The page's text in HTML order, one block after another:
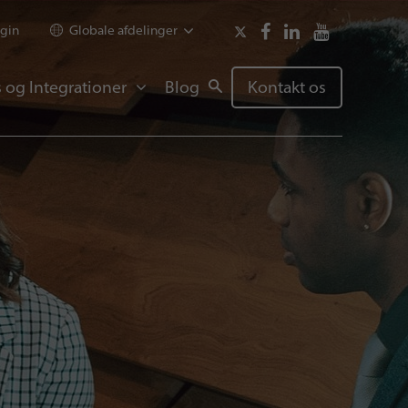
Globale afdelinger
og Integrationer Blog Kontakt os